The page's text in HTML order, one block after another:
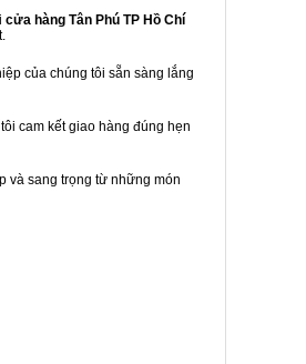
cửa hàng Tân Phú TP Hồ Chí
của chúng tôi sẵn sàng lắng
cam kết giao hàng đúng hẹn
và sang trọng từ những món